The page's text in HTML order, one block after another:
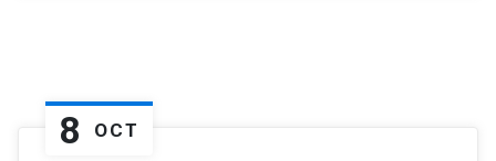
8 OCT